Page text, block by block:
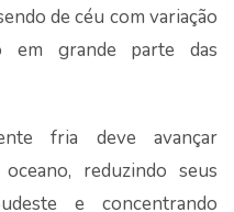
de céu com variação
em grande parte das
fria deve avançar
reduzindo seus
e concentrando